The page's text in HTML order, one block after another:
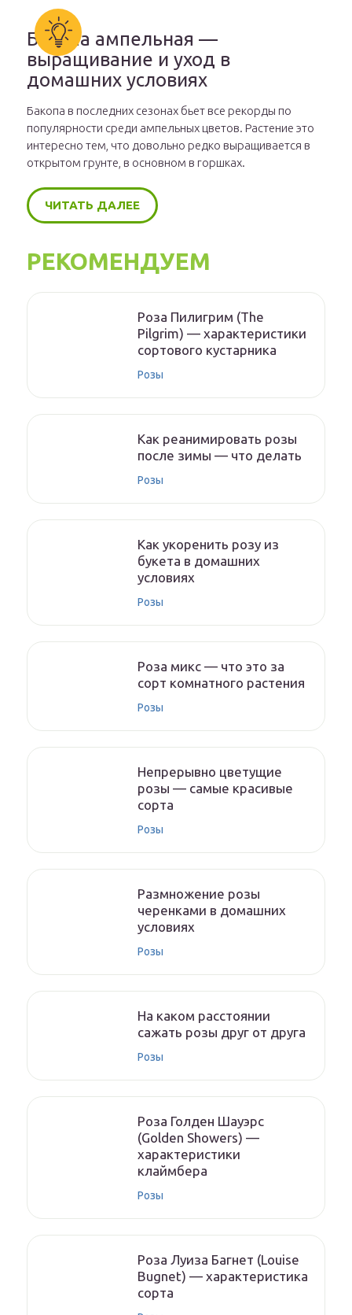
Бакопа ампельная —
выращивание и уход в
домашних условиях
Бакопа в последних сезонах бьет все рекорды по
популярности среди ампельных цветов. Растение это
интересно тем, что довольно редко выращивается в
открытом грунте, в основном в горшках.
ЧИТАТЬ ДАЛЕЕ
РЕКОМЕНДУЕМ
Роза Пилигрим (The
Pilgrim) — характеристики
сортового кустарника
Розы
Как реанимировать розы
после зимы — что делать
Розы
Как укоренить розу из
букета в домашних
условиях
Розы
Роза микс — что это за
сорт комнатного растения
Розы
Непрерывно цветущие
розы — самые красивые
сорта
Розы
Размножение розы
черенками в домашних
условиях
Розы
На каком расстоянии
сажать розы друг от друга
Розы
Роза Голден Шауэрс
(Golden Showers) —
характеристики
клаймбера
Розы
Роза Луиза Багнет (Louise
Bugnet) — характеристика
сорта